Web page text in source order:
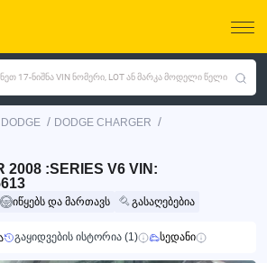
17-ნიშნა VIN ნომერი, LOT ან მარკა მოდელი წელი
DODGE / DODGE CHARGER /
2008 :SERIES V6 VIN:
იწყებს და მართავს გასაღებებია
გაყიდვების ისტორია (1) სედანი